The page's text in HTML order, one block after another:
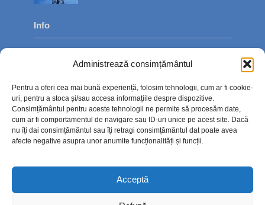
Administrează consimțământul
Pentru a oferi cea mai bună experiență, folosim tehnologii, cum ar fi cookie-
uri, pentru a stoca și/sau accesa informațiile despre dispozitive.
Consimțământul pentru aceste tehnologii ne permite să procesăm date,
cum ar fi comportamentul de navigare sau ID-uri unice pe acest site. Dacă
nu îți dai consimțământul sau îți retragi consimțământul dat poate avea
afecte negative asupra unor anumite funcționalități și funcții.
Acceptă
Info
Contact
Politica de confidențialitate
Politică cookie-uri (UE)